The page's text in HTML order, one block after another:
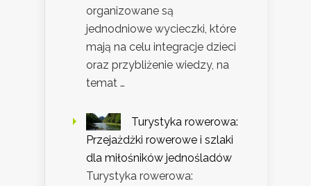
organizowane są
jednodniowe wycieczki, które
mają na celu integracje dzieci
oraz przybliżenie wiedzy, na
temat …
Turystyka rowerowa:
Przejażdżki rowerowe i szlaki
dla miłośników jednośladów
Turystyka rowerowa: